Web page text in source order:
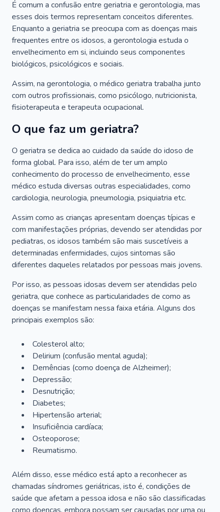
É comum a confusão entre geriatria e gerontologia, mas
esses dois termos representam conceitos diferentes.
Enquanto a geriatria se preocupa com as doenças mais
frequentes entre os idosos, a gerontologia estuda o
envelhecimento em si, incluindo seus componentes
biológicos, psicológicos e sociais.
Assim, na gerontologia, o médico geriatra trabalha junto
com outros profissionais, como psicólogo, nutricionista,
fisioterapeuta e terapeuta ocupacional.
O que faz um geriatra?
O geriatra se dedica ao cuidado da saúde do idoso de
forma global. Para isso, além de ter um amplo
conhecimento do processo de envelhecimento, esse
médico estuda diversas outras especialidades, como
cardiologia, neurologia, pneumologia, psiquiatria etc.
Assim como as crianças apresentam doenças típicas e
com manifestações próprias, devendo ser atendidas por
pediatras, os idosos também são mais suscetíveis a
determinadas enfermidades, cujos sintomas são
diferentes daqueles relatados por pessoas mais jovens.
Por isso, as pessoas idosas devem ser atendidas pelo
geriatra, que conhece as particularidades de como as
doenças se manifestam nessa faixa etária. Alguns dos
principais exemplos são:
Colesterol alto;
Delirium (confusão mental aguda);
Demências (como doença de Alzheimer);
Depressão;
Desnutrição;
Diabetes;
Hipertensão arterial;
Insuficiência cardíaca;
Osteoporose;
Reumatismo.
Além disso, esse médico está apto a reconhecer as
chamadas síndromes geriátricas, isto é, condições de
saúde que afetam a pessoa idosa e não são classificadas